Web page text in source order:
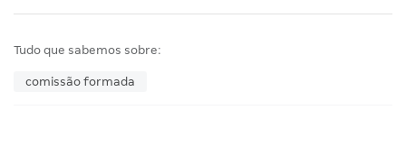
Tudo que sabemos sobre:
comissão formada